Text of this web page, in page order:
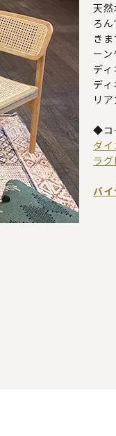
天
ろ
き
ー
デ
デ
リ
◆コ
ダ
ラ
バ